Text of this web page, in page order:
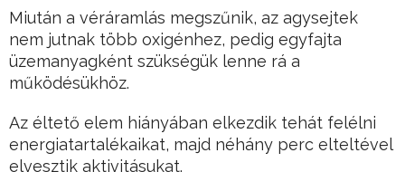
Miután a véráramlás megszűnik, az agysejtek
nem jutnak több oxigénhez, pedig egyfajta
üzemanyagként szükségük lenne rá a
működésükhöz.
Az éltető elem hiányában elkezdik tehát felélni
energiatartalékaikat, majd néhány perc elteltével
elvesztik aktivitásukat.